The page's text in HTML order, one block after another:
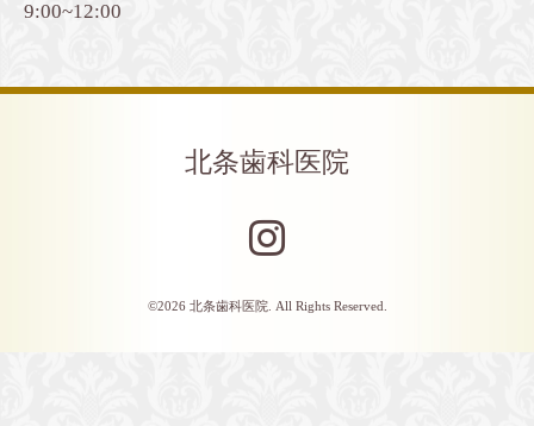
9:00~12:00
北条歯科医院
©2026 北条歯科医院. All Rights Reserved.